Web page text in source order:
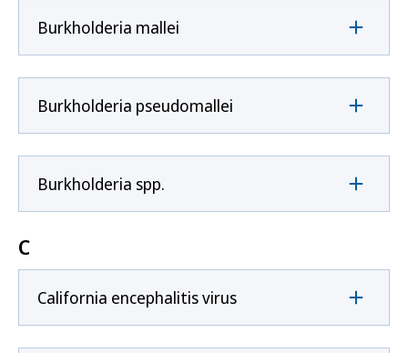
Burkholderia mallei
Burkholderia pseudomallei
Burkholderia spp.
C
California encephalitis virus